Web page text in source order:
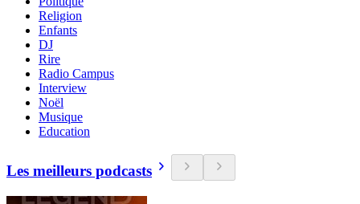
Religion
Enfants
DJ
Rire
Radio Campus
Interview
Noël
Musique
Education
Les meilleurs podcasts